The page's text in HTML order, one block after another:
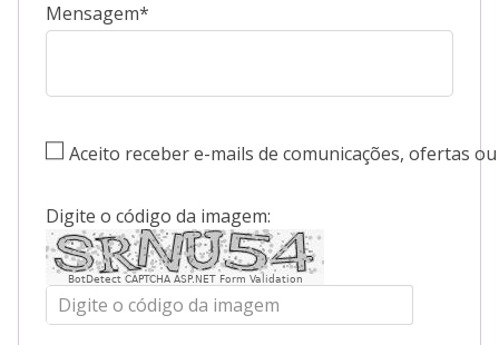
Mensagem
Aceito receber e-mails de comunicações, ofertas
Digite o código da imagem:
BotDetect CAPTCHA ASP.NET Form Validation